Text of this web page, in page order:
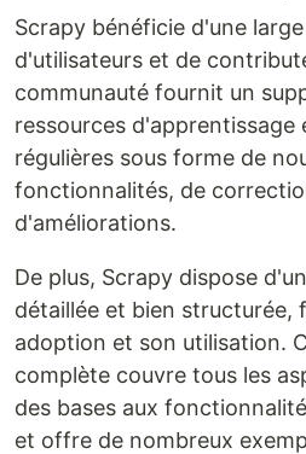
Scrapy bénéficie d'une
d'utilisateurs et de
communauté fournit un
ressources
régulières sous forme de
fonctionnalités, de
d'améliorations.
De plus, Scrapy dispose
détaillée et bien structurée,
adoption et son utilisation.
complète couvre tous les
des bases aux
et offre de nombreux